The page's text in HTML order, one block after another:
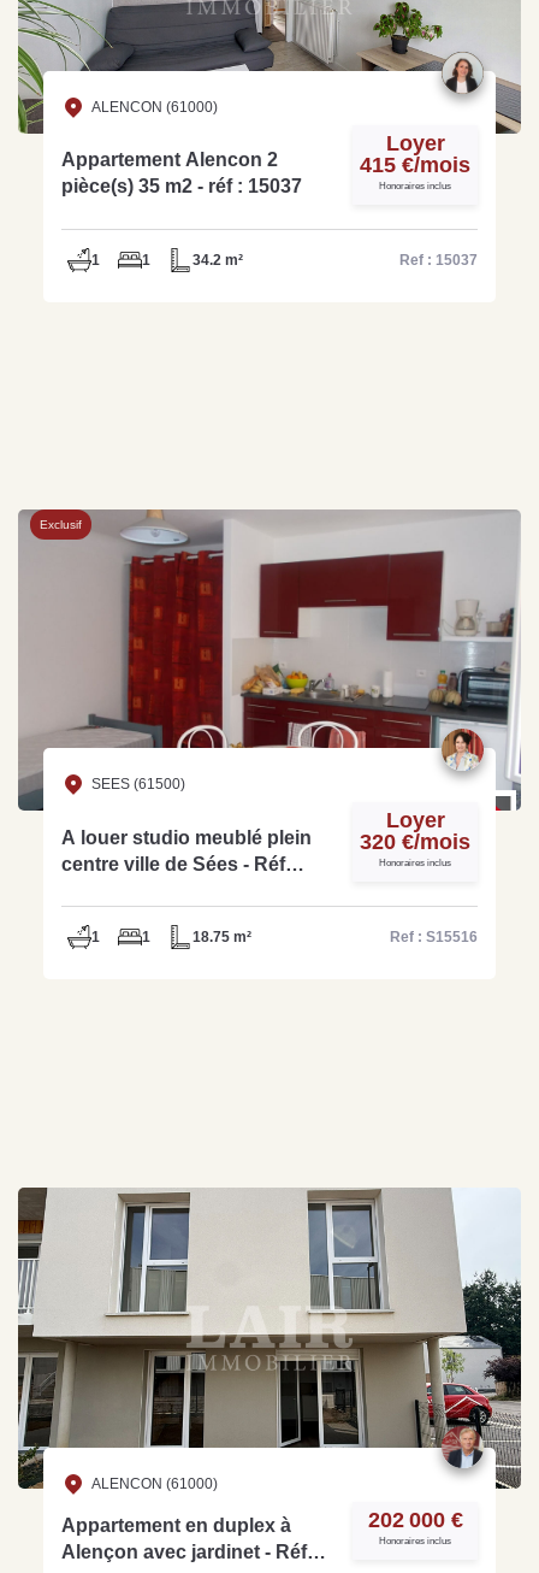
ALENCON (61000)
Appartement Alencon 2
pièce(s) 35 m2 - réf : 15037
Loyer
415 €/mois
Honoraires inclus
1 1 34.2 m² Ref : 15037
Exclusif
SEES (61500)
A louer studio meublé plein
centre ville de Sées - Réf
Loyer
320 €/mois
Honoraires inclus
1 1 18.75 m² Ref : S15516
ALENCON (61000)
Appartement en duplex à
Alençon avec jardinet - Réf
202 000 €
Honoraires inclus